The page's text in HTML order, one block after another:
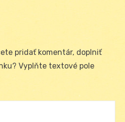
pridať komentár, doplniť
Vyplňte textové pole